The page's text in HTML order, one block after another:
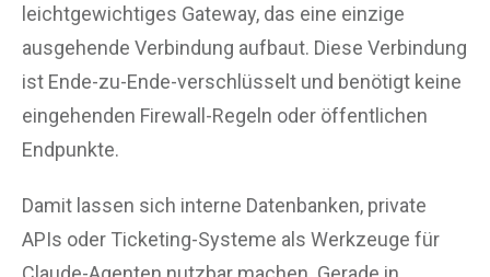
leichtgewichtiges Gateway, das eine einzige
ausgehende Verbindung aufbaut. Diese Verbindung
ist Ende-zu-Ende-verschlüsselt und benötigt keine
eingehenden Firewall-Regeln oder öffentlichen
Endpunkte.
Damit lassen sich interne Datenbanken, private
APIs oder Ticketing-Systeme als Werkzeuge für